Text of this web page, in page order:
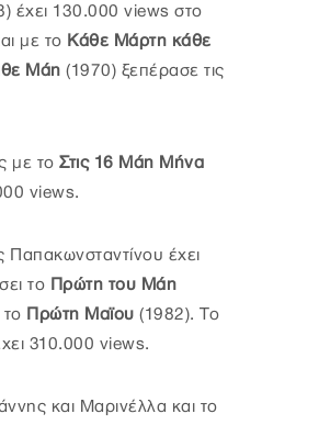
έχει 130.000 views στο
με το Κάθε Μάρτη κάθε
Μάη (1970) ξεπέρασε τις
με το Στις 16 Μάη Μήνα
views.
Παπακωνσταντίνου έχει
το Πρώτη του Μάη
Πρώτη Μαϊου (1982). Το
310.000 views.
και Μαρινέλλα και το